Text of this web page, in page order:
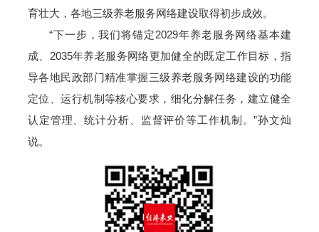
育壮大，各地三级养老服务网络建设取得初步成效。
“下一步，我们将锚定2029年养老服务网络基本建
成、2035年养老服务网络更加健全的既定工作目标，指
导各地民政部门精准掌握三级养老服务网络建设的功能
定位、运行机制等核心要求，细化分解任务，建立健全
认定管理、统计分析、监督评价等工作机制。”孙文灿
说。